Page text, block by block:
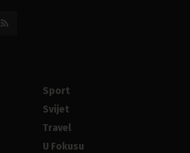
Sport
Svijet
Travel
U Fokusu